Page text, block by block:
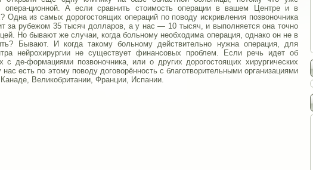
опера-ционной. А если сравнить стоимость операции в вашем Центре и в
Одна из самых дорогостоящих операций по поводу искривления позвоночника
за рубежом 35 тысяч долларов, а у нас — 10 тысяч, и выполняется она точно
Но бывают же случаи, когда больному необходима операция, однако он не в
Бывают. И когда такому больному действительно нужна операция, для
нейрохирургии не существует финансовых проблем. Если речь идет об
с де-формациями позвоночника, или о других дорогостоящих хирургических
есть по этому поводу договорённость с благотворительными организациями
Великобритании, Франции, Испании.